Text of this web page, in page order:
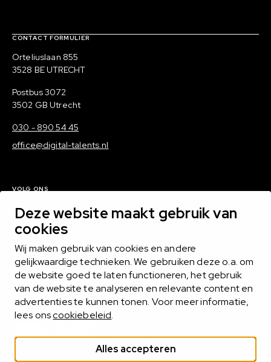
Deze website maakt gebruik van
cookies
Wij maken gebruik van cookies en andere
gelijkwaardige technieken. We gebruiken deze o.a. om
de website goed te laten functioneren, het gebruik
van de website te analyseren en relevante content en
advertenties te kunnen tonen. Voor meer informatie,
lees onscookiebeleid.
Alles accepteren
Contact, verdere links en colofon
CONTACT FORMULIER
Bezoekadres
Orteliuslaan 855
3528 BE UTRECHT
Postadres
Postbus 3072
3502 GB Utrecht
030 - 890 54 45
office@digital-talents.nl
VOLG ONS
LinkedIn
ONDERDEEL VAN